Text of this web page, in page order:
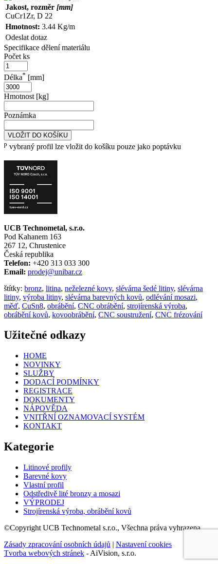
Jakost, rozměr [mm]
CuCr1Zr, D 22
Hmotnost: 3.44 Kg/m
Odeslat dotaz
Specifikace dělení materiálu
Počet ks
Délka* [mm]
Hmotnost [kg]
Poznámka
VLOŽIT DO KOŠÍKU
p vybraný profil lze vložit do košíku pouze jako poptávku
UCB Technometal, s.r.o.
Pod Kahanem 163
267 12, Chrustenice
Česká republika
Telefon: +420 313 033 300
Email: prodej@unibar.cz
štítky: bronz, litina, neželezné kovy, slévárna šedé litiny, slévárna
litiny, výroba litiny, slévárna barevných kovů, odlévání mosazi,
měď, CuSn8, obrábění, CNC obrábění, strojírenská výroba,
obrábění kovů, kovoobrábění, CNC soustružení, CNC frézování
Užitečné odkazy
HOME
NOVINKY
SLUŽBY
DODACÍ PODMÍNKY
REGISTRACE
DOKUMENTY
NÁPOVĚDA
VNITŘNÍ OZNAMOVACÍ SYSTÉM
KONTAKT
Kategorie
Litinové profily
Barevné kovy
Vlastní profil
Odstředivě lité bronzy a mosazi
VÝPRODEJ
Strojírenská výroba, obrábění kovů
©Copyright UCB Technometal s.r.o., Všechna práva vyhrazena.
Zásady zpracování osobních údajů | Nastavení cookies
Tvorba webových stránek - AiVision, s.r.o.